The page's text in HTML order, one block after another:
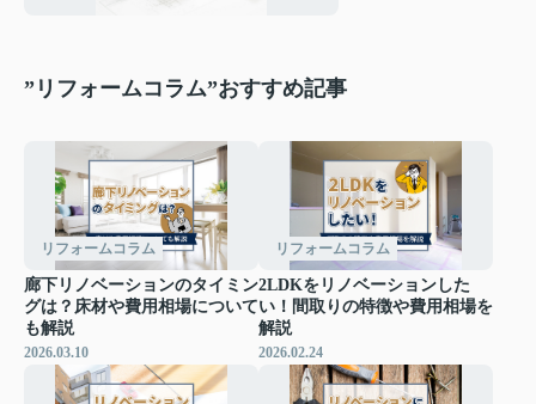
”リフォームコラム”おすすめ記事
リフォームコラム
廊下リノベーションのタイミン
グは？床材や費用相場について
も解説
2026.03.10
リフォームコラム
2LDKをリノベーションした
い！間取りの特徴や費用相場を
解説
2026.02.24